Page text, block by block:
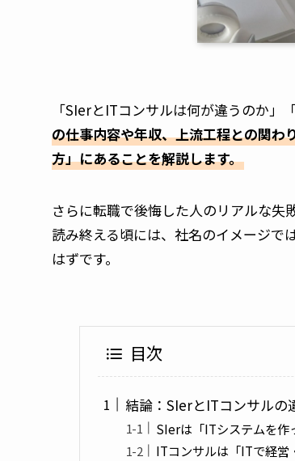
「SIerとITコンサルは何が違うのか」
の仕事内容や年収、上流工程との関わ
方」にあることを解説します。
さらに転職で後悔した人のリアルな失
読み終える頃には、社名のイメージで
はずです。
目次
結論：SIerとITコンサルの
SIerは「ITシステムを作
ITコンサルは「ITで経営